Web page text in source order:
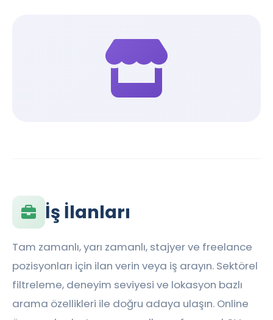
İş İlanları
Tam zamanlı, yarı zamanlı, stajyer ve freelance
pozisyonları için ilan verin veya iş arayın. Sektörel
filtreleme, deneyim seviyesi ve lokasyon bazlı
arama özellikleri ile doğru adaya ulaşın. Online